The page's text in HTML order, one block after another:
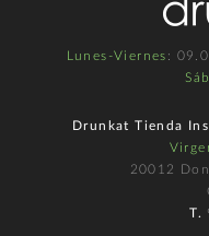
Lunes-Viernes :
Drunkat Tienda
20012
T.